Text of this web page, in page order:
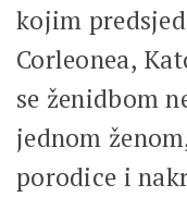
kojim
Corleonea,
se ženidbom
jednom
porodice i